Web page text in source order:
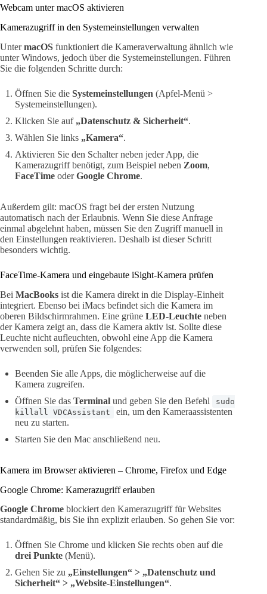
Webcam unter macOS aktivieren
Kamerazugriff in den Systemeinstellungen verwalten
UntermacOS funktioniert die Kameraverwaltung ähnlich wie
unter Windows, jedoch über die Systemeinstellungen. Führen
Sie die folgenden Schritte durch:
Öffnen Sie die Systemeinstellungen (Apfel-Menü >
Systemeinstellungen).
Klicken Sie auf „Datenschutz & Sicherheit“.
Wählen Sie links „Kamera“.
Aktivieren Sie den Schalter neben jeder App, die
Kamerazugriff benötigt, zum Beispiel neben Zoom,
FaceTime oderGoogle Chrome.
Außerdem gilt: macOS fragt bei der ersten Nutzung
automatisch nach der Erlaubnis. Wenn Sie diese Anfrage
einmal abgelehnt haben, müssen Sie den Zugriff manuell in
den Einstellungen reaktivieren. Deshalb ist dieser Schritt
besonders wichtig.
FaceTime-Kamera und eingebaute iSight-Kamera prüfen
Bei MacBooks ist die Kamera direkt in die Display-Einheit
integriert. Ebenso bei iMacs befindet sich die Kamera im
oberen Bildschirmrahmen. Eine grüne LED-Leuchte neben
der Kamera zeigt an, dass die Kamera aktiv ist. Sollte diese
Leuchte nicht aufleuchten, obwohl eine App die Kamera
verwenden soll, prüfen Sie folgendes:
Beenden Sie alle Apps, die möglicherweise auf die
Kamera zugreifen.
Öffnen Sie das Terminal und geben Sie den Befehl
sudo
killall VDCAssistant
ein, um den Kameraassistenten
neu zu starten.
Starten Sie den Mac anschließend neu.
Kamera im Browser aktivieren – Chrome, Firefox und Edge
Google Chrome: Kamerazugriff erlauben
Google Chrome blockiert den Kamerazugriff für Websites
standardmäßig, bis Sie ihn explizit erlauben. So gehen Sie vor:
Öffnen Sie Chrome und klicken Sie rechts oben auf die
drei Punkte (Menü).
Gehen Sie zu „Einstellungen“ > „Datenschutz und
Sicherheit“ > „Website-Einstellungen“.